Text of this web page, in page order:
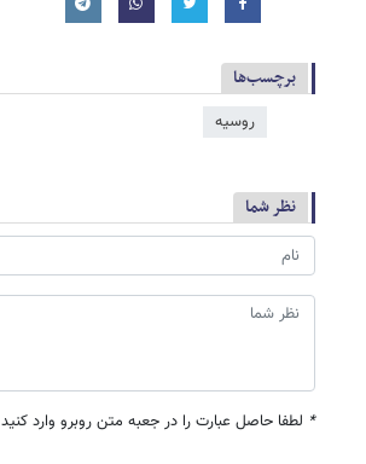
برچسب‌ها
روسیه
نظر شما
* لطفا حاصل عبارت را در جعبه متن روبرو وارد کنید